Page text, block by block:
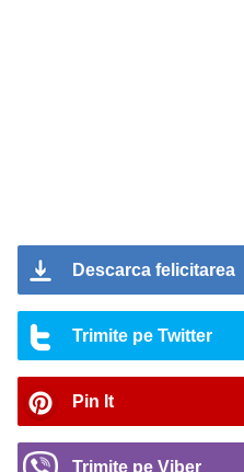
Descarca felicitarea
Trimite pe Twitter
Pin It
Trimite pe Viber